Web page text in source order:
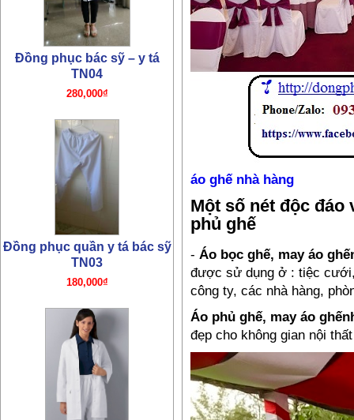
áo ghế nhà hàng
Một số nét độc đáo
phủ ghế
- Áo bọc ghế, may áo
được sử dụng ở : tiệc
công ty, các nhà hàng,
Áo phủ ghế, may áo
đẹp cho không gian nội thất
Đồng phục bác sỹ TN02
210,000₫
Đồng phục y tá TN01
180,000₫